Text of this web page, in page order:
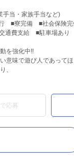
手当・家族手当など)
■寮完備 ■社会保険完
通費支給 ■駐車場あり
を強化中!!
意味で遊び人であってほ
、
応募